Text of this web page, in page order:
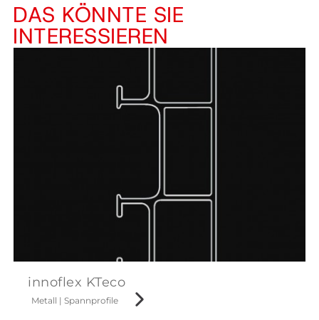
DAS KÖNNTE SIE
INTERESSIEREN
innoflex KTeco
Metall | Spannprofile